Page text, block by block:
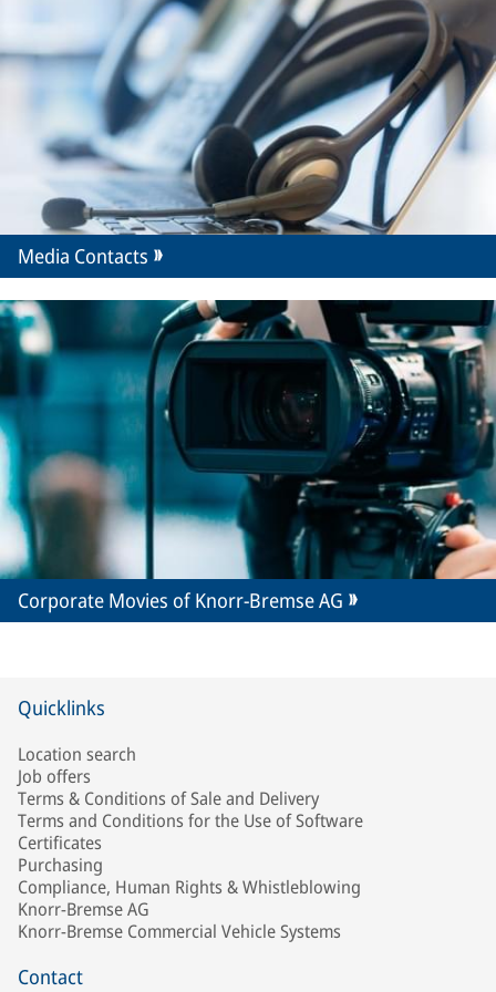
Media Contacts
Corporate Movies of Knorr-Bremse AG
Quicklinks
Location search
Job offers
Terms & Conditions of Sale and Delivery
Terms and Conditions for the Use of Software
Certificates
Purchasing
Compliance, Human Rights & Whistleblowing
Knorr-Bremse AG
Knorr-Bremse Commercial Vehicle Systems
Contact